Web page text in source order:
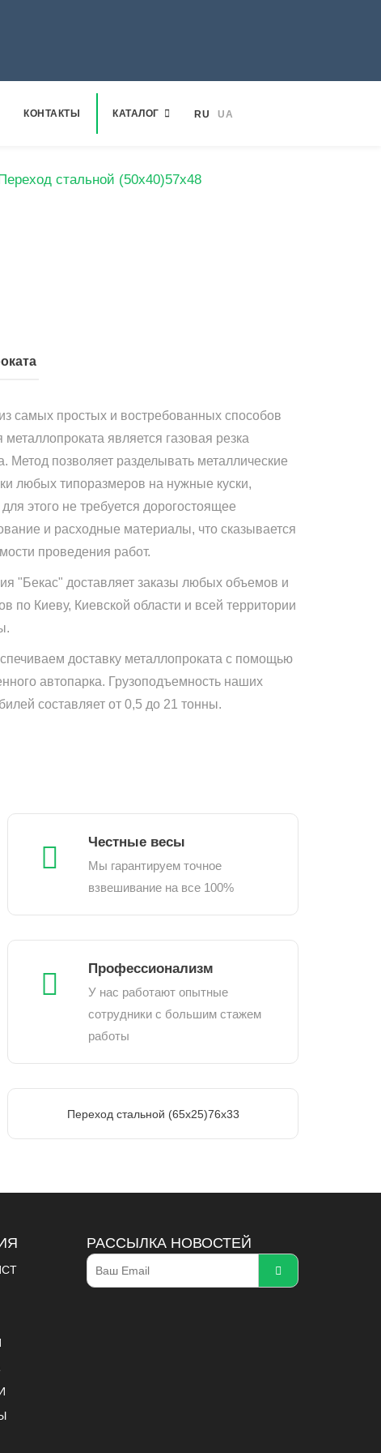
КОНТАКТЫ КАТАЛОГ RU UA
стальной (50х40)57х48
самых простых и востребованных способов
металлопроката является газовая резка
Метод позволяет разделывать металлические
любых типоразмеров на нужные куски,
этого не требуется дорогостоящее
и расходные материалы, что сказывается
проведения работ.
"Бекас" доставляет заказы любых объемов и
по Киеву, Киевской области и всей территории
доставку металлопроката с помощью
автопарка. Грузоподъемность наших
составляет от 0,5 до 21 тонны.
Честные весы
Мы гарантируем точное
взвешивание на все 100%
Профессионализм
У нас работают опытные
сотрудники с большим стажем
работы
Переход стальной (65х25)76х33
РАССЫЛКА НОВОСТЕЙ